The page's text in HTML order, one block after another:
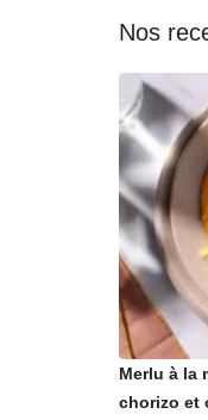
Nos
Merlu à la
chorizo et